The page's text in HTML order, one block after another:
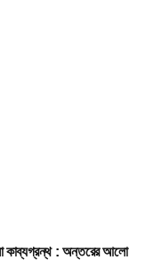
কাব্যগ্রন্থ : অন্তরের আলো